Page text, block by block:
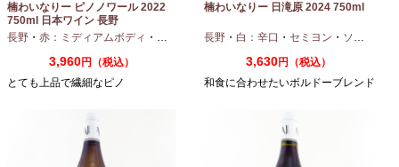
楠わいなりー ピノノワール 2022
750ml 日本ワイン 長野
長野 ・ 赤：ミディアムボディ ・ ピノノワール
3,960円（税込）
とても上品で繊細なピノ
楠わいなりー 日滝原 2024 750ml
長野 ・ 白：辛口 ・ セミヨン ・ ソーヴィニオンブラン
3,630円（税込）
和食に合わせたいボルドーブレンド